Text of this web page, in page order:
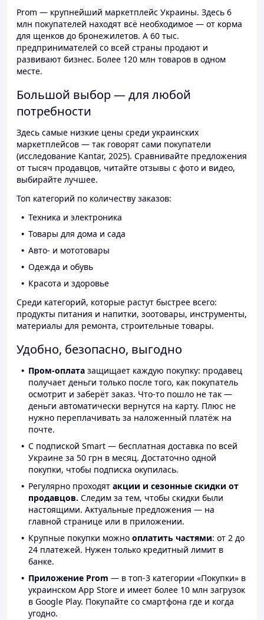
Prom — крупнейший маркетплейс Украины. Здесь 6
млн покупателей находят всё необходимое — от корма
для щенков до бронежилетов. А 60 тыс.
предпринимателей со всей страны продают и
развивают бизнес. Более 120 млн товаров в одном
месте.
Большой выбор — для любой
потребности
Здесь самые низкие цены среди украинских
маркетплейсов — так говорят сами покупатели
(исследование Kantar, 2025). Сравнивайте предложения
от тысяч продавцов, читайте отзывы с фото и видео,
выбирайте лучшее.
Топ категорий по количеству заказов:
Техника и электроника
Товары для дома и сада
Авто- и мототовары
Одежда и обувь
Красота и здоровье
Среди категорий, которые растут быстрее всего:
продукты питания и напитки, зоотовары, инструменты,
материалы для ремонта, строительные товары.
Удобно, безопасно, выгодно
Пром-оплата защищает каждую покупку: продавец
получает деньги только после того, как покупатель
осмотрит и заберёт заказ. Что-то пошло не так —
деньги автоматически вернутся на карту. Плюс не
нужно переплачивать за наложенный платёж на
почте.
С подпиской Smart — бесплатная доставка по всей
Украине за 50 грн в месяц. Достаточно одной
покупки, чтобы подписка окупилась.
Регулярно проходят акции и сезонные скидки от
продавцов. Следим за тем, чтобы скидки были
настоящими. Актуальные предложения — на
главной странице или в приложении.
Крупные покупки можно оплатить частями: от 2 до
24 платежей. Нужен только кредитный лимит в
банке.
Приложение Prom — в топ-3 категории «Покупки» в
украинском App Store и имеет более 10 млн загрузок
в Google Play. Покупайте со смартфона где и когда
угодно.